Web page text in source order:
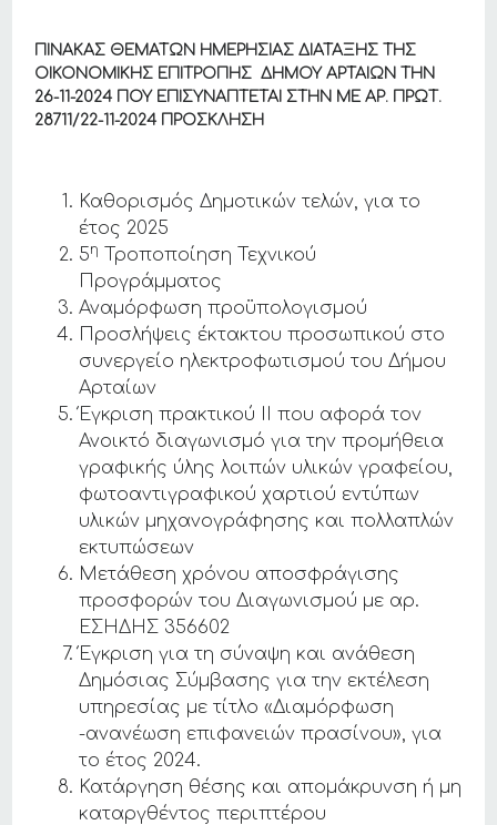
ΠΙΝΑΚΑΣ ΘΕΜΑΤΩΝ ΗΜΕΡΗΣΙΑΣ ΔΙΑΤΑΞΗΣ ΤΗΣ
ΟΙΚΟΝΟΜΙΚΗΣ ΕΠΙΤΡΟΠΗΣ ΔΗΜΟΥ ΑΡΤΑΙΩΝ THN
26-11-2024 ΠΟΥ ΕΠΙΣΥΝΑΠΤΕΤΑΙ ΣΤΗΝ ΜΕ ΑΡ. ΠΡΩΤ.
28711/22-11-2024 ΠΡΟΣΚΛΗΣΗ
Καθορισμός Δημοτικών τελών, για το
έτος 2025
5η
Τροποποίηση Τεχνικού
Προγράμματος
Αναμόρφωση προϋπολογισμού
Προσλήψεις έκτακτου προσωπικού στο
συνεργείο ηλεκτροφωτισμού του Δήμου
Αρταίων
Έγκριση πρακτικού ΙΙ που αφορά τον
Ανοικτό διαγωνισμό για την προμήθεια
γραφικής ύλης λοιπών υλικών γραφείου,
φωτοαντιγραφικού χαρτιού εντύπων
υλικών μηχανογράφησης και πολλαπλών
εκτυπώσεων
Μετάθεση χρόνου αποσφράγισης
προσφορών του Διαγωνισμού με αρ.
ΕΣΗΔΗΣ 356602
Έγκριση για τη σύναψη και ανάθεση
Δημόσιας Σύμβασης για την εκτέλεση
υπηρεσίας με τίτλο «Διαμόρφωση
-ανανέωση επιφανειών πρασίνου», για
το έτος 2024.
Κατάργηση θέσης και απομάκρυνση ή μη
καταργθέντος περιπτέρου